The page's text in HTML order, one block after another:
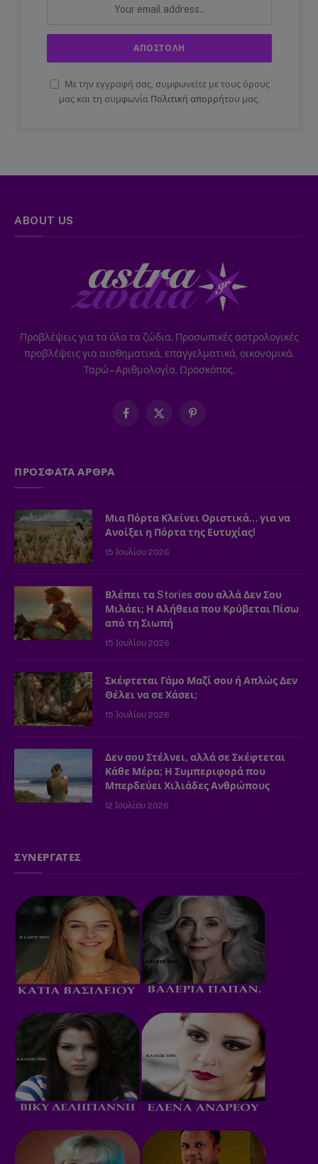
Με την εγγραφή σας, συμφωνείτε με τους όρους
μας και τη συμφωνία Πολιτική απορρήτου μας.
ABOUT US
Προβλέψεις για τα όλα τα ζώδια. Προσωπικές αστρολογικές
προβλέψεις για αισθηματικά, επαγγελματικά, οικονομικά.
Ταρώ – Αριθμολογία, Ωροσκόπος.
Facebook
X
Pinterest
ΠΡΟΣΦΑΤΑ ΑΡΘΡΑ
Μια Πόρτα Κλείνει Οριστικά… για να
Ανοίξει η Πόρτα της Ευτυχίας!
15 Ιουλίου 2026
Βλέπει τα Stories σου αλλά Δεν Σου
Μιλάει; Η Αλήθεια που Κρύβεται Πίσω
από τη Σιωπή
15 Ιουλίου 2026
Σκέφτεται Γάμο Μαζί σου ή Απλώς Δεν
Θέλει να σε Χάσει;
15 Ιουλίου 2026
Δεν σου Στέλνει, αλλά σε Σκέφτεται
Κάθε Μέρα; Η Συμπεριφορά που
Μπερδεύει Χιλιάδες Ανθρώπους
12 Ιουλίου 2026
ΣΥΝΕΡΓΑΤΕΣ